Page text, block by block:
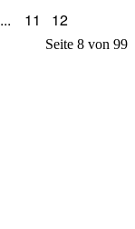
... 11 12
Seite 8 von 99